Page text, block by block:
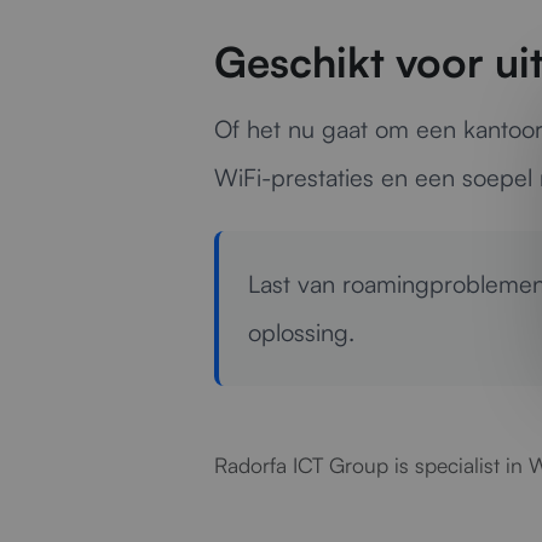
Geschikt voor
Of het nu gaat om een
WiFi-prestaties en een
Last van
oplossing.
Radorfa ICT Group is specialist in